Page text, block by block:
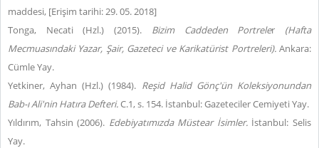
maddesi, [Erişim tarihi: 29. 05. 2018]
Tonga, Necati (Hzl.) (2015). Bizim Caddeden Portreler (Hafta
Mecmuasındaki Yazar, Şair, Gazeteci ve Karikatürist Portreleri).Ankara:
Cümle Yay.
Yetkiner, Ayhan (Hzl.) (1984). Reşid Halid Gönç'ün Koleksiyonundan
Bab-ı Ali'nin Hatıra Defteri.C.1, s. 154. İstanbul: Gazeteciler Cemiyeti Yay.
Yıldırım, Tahsin (2006). Edebiyatımızda Müstear İsimler.İstanbul: Selis
Yay.